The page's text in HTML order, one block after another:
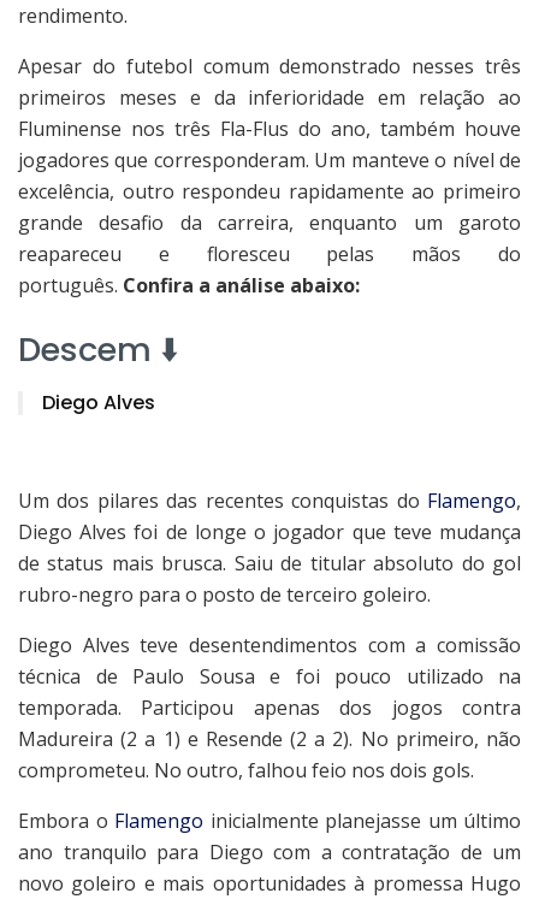
rendimento.
Apesar do futebol comum demonstrado nesses três
primeiros meses e da inferioridade em relação ao
Fluminense nos três Fla-Flus do ano, também houve
jogadores que corresponderam. Um manteve o nível de
excelência, outro respondeu rapidamente ao primeiro
grande desafio da carreira, enquanto um garoto
reapareceu e floresceu pelas mãos do
português. Confira a análise abaixo:
Descem ⬇️
Diego Alves
Um dos pilares das recentes conquistas do Flamengo,
Diego Alves foi de longe o jogador que teve mudança
de status mais brusca. Saiu de titular absoluto do gol
rubro-negro para o posto de terceiro goleiro.
Diego Alves teve desentendimentos com a comissão
técnica de Paulo Sousa e foi pouco utilizado na
temporada. Participou apenas dos jogos contra
Madureira (2 a 1) e Resende (2 a 2). No primeiro, não
comprometeu. No outro, falhou feio nos dois gols.
Embora o Flamengo inicialmente planejasse um último
ano tranquilo para Diego com a contratação de um
novo goleiro e mais oportunidades à promessa Hugo